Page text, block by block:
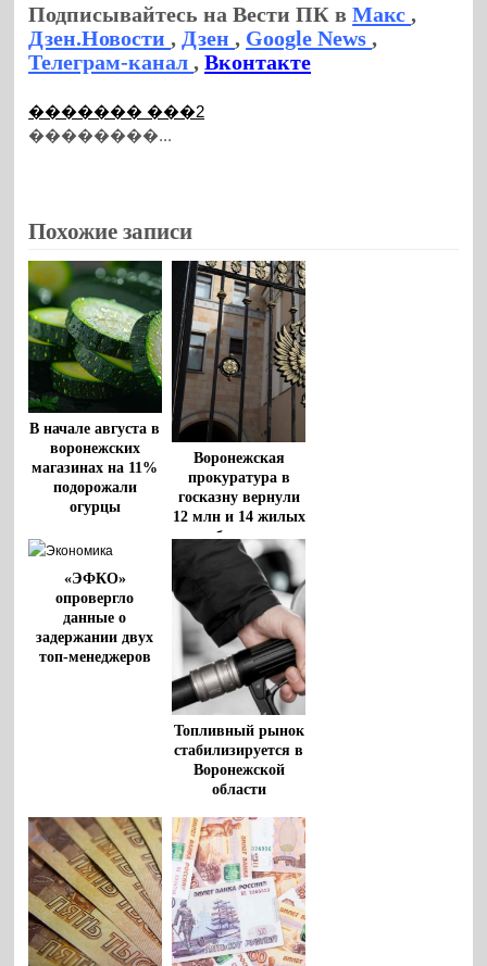
Подписывайтесь на Вести ПК вМакс,
Дзен.Новости, Дзен, Google News,
Телеграм-канал,Вконтакте
������� ���2
��������...
Похожие записи
В начале августа в
воронежских
магазинах на 11%
подорожали
огурцы
Воронежская
прокуратура в
госказну вернули
12 млн и 14 жилых
объектов
«ЭФКО»
опровергло
данные о
задержании двух
топ-менеджеров
Топливный рынок
стабилизируется в
Воронежской
области